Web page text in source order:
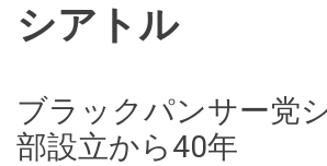
シアトル
ブラックパンサー党
部設立から40年